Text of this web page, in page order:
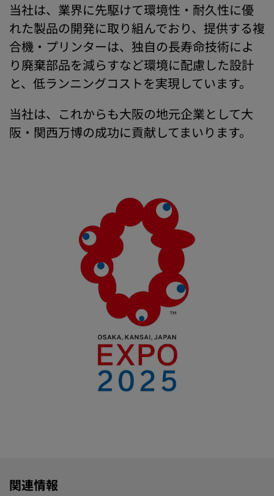
当社は、業界に先駆けて環境性・耐久性に優
れた製品の開発に取り組んでおり、提供する複
合機・プリンターは、独自の長寿命技術によ
り廃棄部品を減らすなど環境に配慮した設計
と、低ランニングコストを実現しています。
当社は、これからも大阪の地元企業として大
阪・関西万博の成功に貢献してまいります。
関連情報